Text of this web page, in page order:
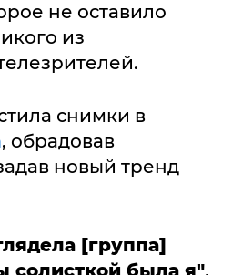
не оставило
из
снимки в
, обрадовав
новый тренд
[группа]
солисткой была я",